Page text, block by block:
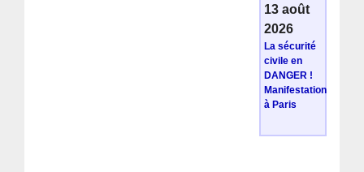
13 août
2026
La sécurité
civile en
DANGER !
Manifestation
à Paris